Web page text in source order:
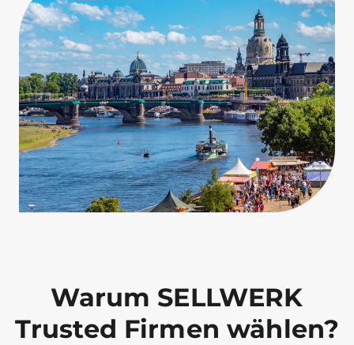
Warum SELLWERK
Trusted Firmen wählen?